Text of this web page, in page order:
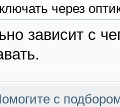
через
зависит с
с